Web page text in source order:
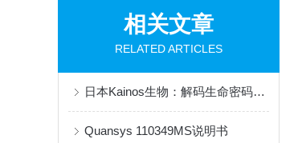
相关文章
RELATED ARTICLES
日本Kainos生物：解码生命密码，创新全球健康科技
Quansys 110349MS说明书